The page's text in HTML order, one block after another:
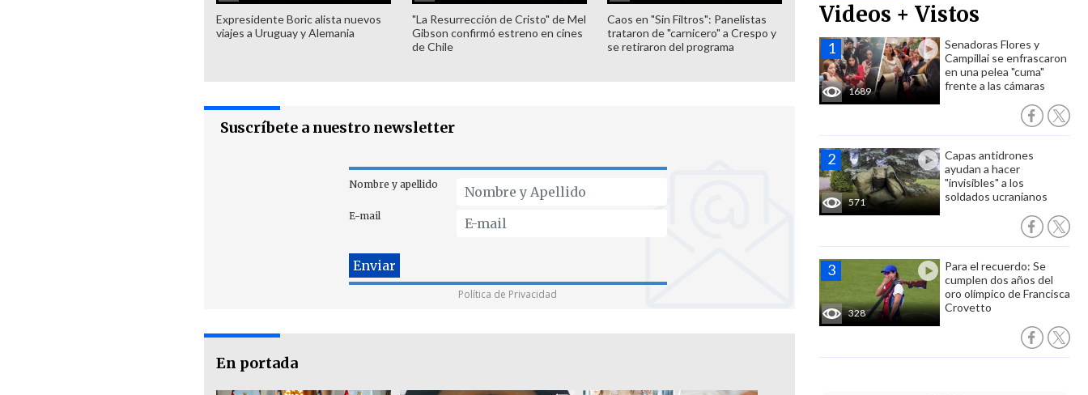
Videos + Vistos
1689
Senadoras Flores y
Campillai se enfrascaron
en una pelea "cuma"
frente a las cámaras
571
Capas antidrones
ayudan a hacer
"invisibles" a los
soldados ucranianos
328
Para el recuerdo: Se
cumplen dos años del
oro olímpico de Francisca
Crovetto
Expresidente Boric alista nuevos
viajes a Uruguay y Alemania
"La Resurrección de Cristo" de Mel
Gibson confirmó estreno en cines
de Chile
Caos en "Sin Filtros": Panelistas
trataron de "carnicero" a Crespo y
se retiraron del programa
Suscríbete a nuestro newsletter
Nombre y apellido
E-mail
Política de Privacidad
En portada